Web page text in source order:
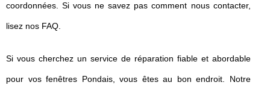
coordonnées. Si vous ne savez pas comment nous contacter,
lisez nos FAQ.
Si vous cherchez un service de réparation fiable et abordable
pour vos fenêtres Pondais, vous êtes au bon endroit. Notre